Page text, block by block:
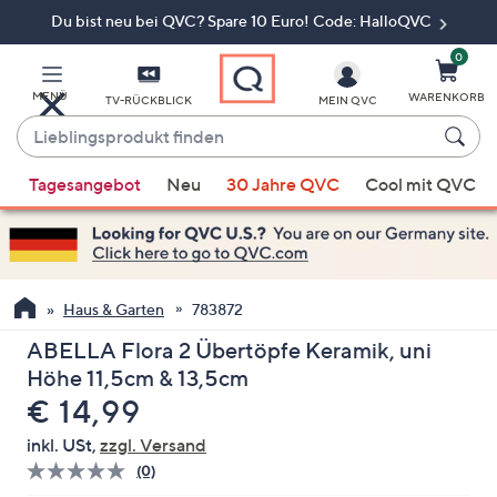
Du bist neu bei QVC? Spare 10 Euro! Code: HalloQVC
MENÜ TV-RÜCKBLICK
Lieblingsprodukt
finden
Vorschläge
verfügbar
sind,
verwenden
Sie
die
Pfeiltasten
nach
oben
und
nach
MEIN QVC
0
WARENKORB
Tagesangebot Neu 30 Jahre QVC Cool mit QVC
Haus & Garten 783872
ABELLA Flora 2 Übertöpfe Keramik, uni
Höhe 11,5cm & 13,5cm
Gelöscht
€ 14,99
inkl. USt, zzgl. Versand
Bisher
(0)